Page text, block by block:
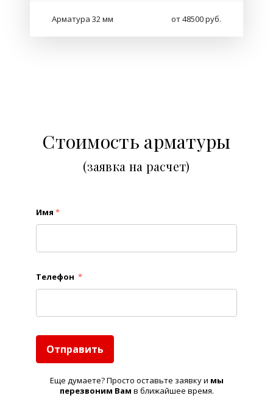
Арматура 32 мм от 48500 руб.
Стоимость арматуры
(заявка на расчет)
Имя *
Телефон *
Отправить
Еще думаете? Просто оставьте заявку и мы
перезвоним Вам в ближайшее время.